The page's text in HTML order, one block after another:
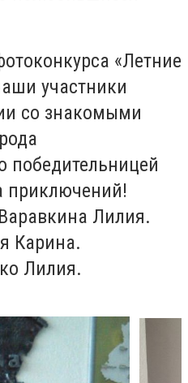
«Летние
участники
со знакомыми
победительницей
приключений!
Лилия.
Карина.
Лилия.